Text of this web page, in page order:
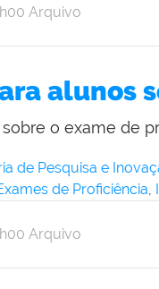
Arquivo
alunos
o exame de
de Pesquisa e
de Proficiência,
Arquivo